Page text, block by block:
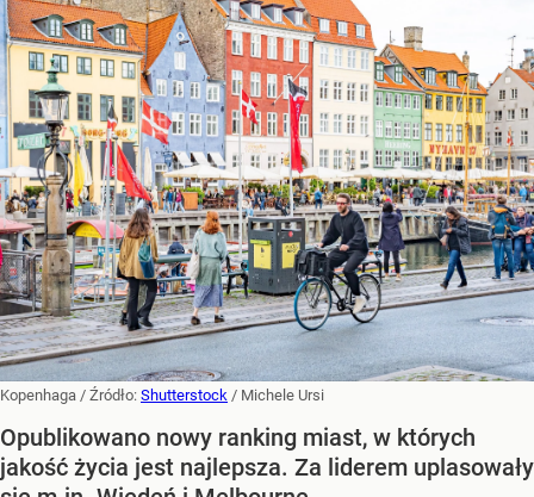
Kopenhaga / Źródło: Shutterstock / Michele Ursi
Opublikowano nowy ranking miast, w których
jakość życia jest najlepsza. Za liderem uplasowały